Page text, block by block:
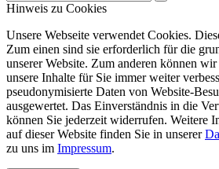
Hinweis zu Cookies
Unsere Webseite verwendet Cookies.
Zum einen sind sie erforderlich für die
unserer Website. Zum anderen können
unsere Inhalte für Sie immer weiter
pseudonymisierte Daten von Website-
ausgewertet. Das Einverständnis in die
können Sie jederzeit widerrufen. Weitere
auf dieser Website finden Sie in unserer
zu uns im Impressum.